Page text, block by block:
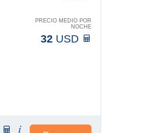
PRECIO MEDIO POR
NOCHE
32 USD